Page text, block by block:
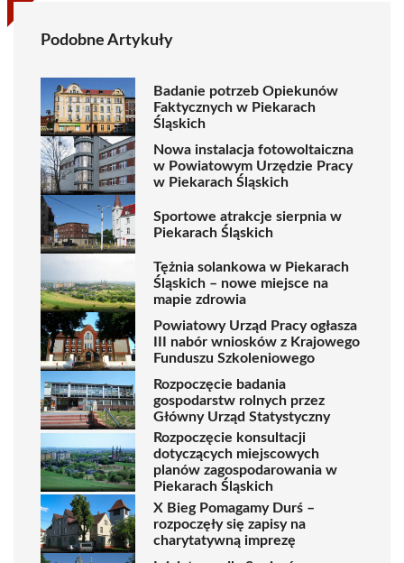
Podobne Artykuły
Badanie potrzeb Opiekunów
Faktycznych w Piekarach
Śląskich
Nowa instalacja fotowoltaiczna
w Powiatowym Urzędzie Pracy
w Piekarach Śląskich
Sportowe atrakcje sierpnia w
Piekarach Śląskich
Tężnia solankowa w Piekarach
Śląskich – nowe miejsce na
mapie zdrowia
Powiatowy Urząd Pracy ogłasza
III nabór wniosków z Krajowego
Funduszu Szkoleniowego
Rozpoczęcie badania
gospodarstw rolnych przez
Główny Urząd Statystyczny
Rozpoczęcie konsultacji
dotyczących miejscowych
planów zagospodarowania w
Piekarach Śląskich
X Bieg Pomagamy Durś –
rozpoczęły się zapisy na
charytatywną imprezę